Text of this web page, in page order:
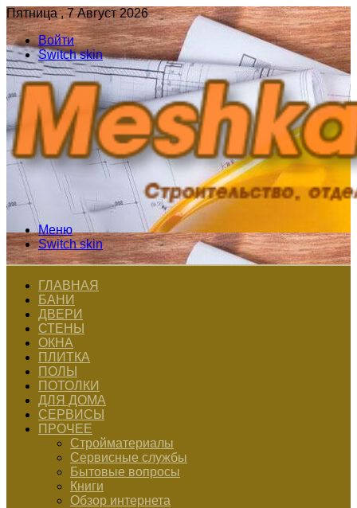
Пятница , 7 Август 2026
Войти
Switch skin
Меню
Switch skin
ГЛАВНАЯ
БАНИ
ДВЕРИ
СТЕНЫ
ОКНА
ПЛИТКА
ПОЛЫ
ПОТОЛКИ
ДЛЯ ДОМА
СЕРВИСЫ
ПРОЧЕЕ
Стройматериалы
Сервисные службы
Бытовые вопросы
Книги
Обзор интернета